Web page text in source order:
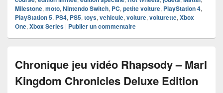
Milestone, moto, Nintendo Switch, PC, petite voiture, PlayStation 4,
PlayStation 5, PS4, PS5, toys, vehicule, voiture, voiturette, Xbox
One, Xbox Series | Publier un commentaire
Chronique jeu vidéo Rhapsody – Marl
Kingdom Chronicles Deluxe Edition